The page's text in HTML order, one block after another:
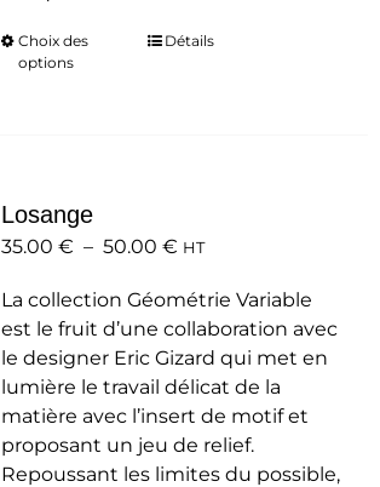
Choix des
options
Ce
peuvent
choisies
sur
la
page
du
produit
Détails
Losange
35.00 € – 50.00 €Plage
prix :
35.00 €
à
50.00 €
HT
La collection Géométrie Variable
est le fruit d’une collaboration avec
le designer Eric Gizard qui met en
lumière le travail délicat de la
matière avec l’insert de motif et
proposant un jeu de relief.
Repoussant les limites du possible,